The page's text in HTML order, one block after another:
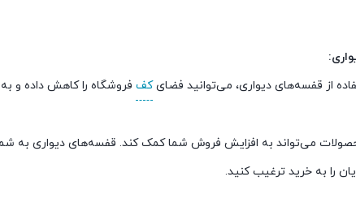
از قفسه‌های دیواری، می‌توانید فضایکف فروشگاه را کاهش داده و
می‌تواند به افزایش فروش شما کمک کند. قفسه‌های دیواری به
را به خرید ترغیب کنید.